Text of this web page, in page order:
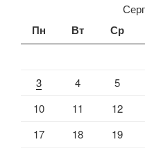
Пн Вт Ср
3
4 5
10
11 12
17
18 19